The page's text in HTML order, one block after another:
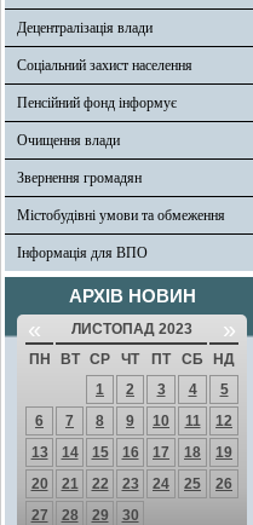
Децентралізація влади
Соціальний захист населення
Пенсійний фонд інформує
Очищення влади
Звернення громадян
Містобудівні умови та обмеження
Інформація для ВПО
АРХІВ НОВИН
« ЛИСТОПАД 2023 »
ПН ВТ СР ЧТ ПТ СБ
НД
1
2 3 4
5
6
7 8 9 10 11
12
13
14 15 16 17 18
19
20
21 22 23 24 25
26
27
28 29 30